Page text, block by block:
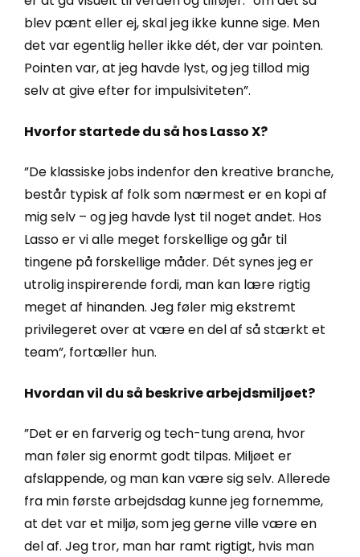
blev pænt eller ej, skal jeg ikke kunne sige. Men
det var egentlig heller ikke dét, der var pointen.
Pointen var, at jeg havde lyst, og jeg tillod mig
selv at give efter for impulsiviteten”.
Hvorfor startede du så hos Lasso X?
”De klassiske jobs indenfor den kreative branche,
består typisk af folk som nærmest er en kopi af
mig selv – og jeg havde lyst til noget andet. Hos
Lasso er vi alle meget forskellige og går til
tingene på forskellige måder. Dét synes jeg er
utrolig inspirerende fordi, man kan lære rigtig
meget af hinanden. Jeg føler mig ekstremt
privilegeret over at være en del af så stærkt et
team”, fortæller hun.
Hvordan vil du så beskrive arbejdsmiljøet?
”Det er en farverig og tech-tung arena, hvor
man føler sig enormt godt tilpas. Miljøet er
afslappende, og man kan være sig selv. Allerede
fra min første arbejdsdag kunne jeg fornemme,
at det var et miljø, som jeg gerne ville være en
del af. Jeg tror, man har ramt rigtigt, hvis man